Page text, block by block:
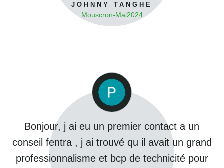
JOHNNY TANGHE
Mouscron-Mai2024
Bonjour, j ai eu un premier contact a un
conseil fentra , j ai trouvé qu il avait un grand
professionnalisme et bcp de technicité pour